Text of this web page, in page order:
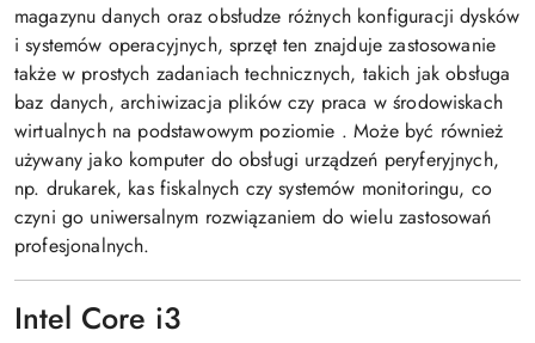
magazynu danych oraz obsłudze różnych konfiguracji dysków
i systemów operacyjnych, sprzęt ten znajduje zastosowanie
także w prostych zadaniach technicznych, takich jak obsługa
baz danych, archiwizacja plików czy praca w środowiskach
wirtualnych na podstawowym poziomie . Może być również
używany jako komputer do obsługi urządzeń peryferyjnych,
np. drukarek, kas fiskalnych czy systemów monitoringu, co
czyni go uniwersalnym rozwiązaniem do wielu zastosowań
profesjonalnych.
Intel Core i3